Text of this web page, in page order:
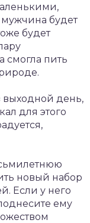
будет
будет
смогла пить
выходной день,
для этого
новый набор
Если у него
ему